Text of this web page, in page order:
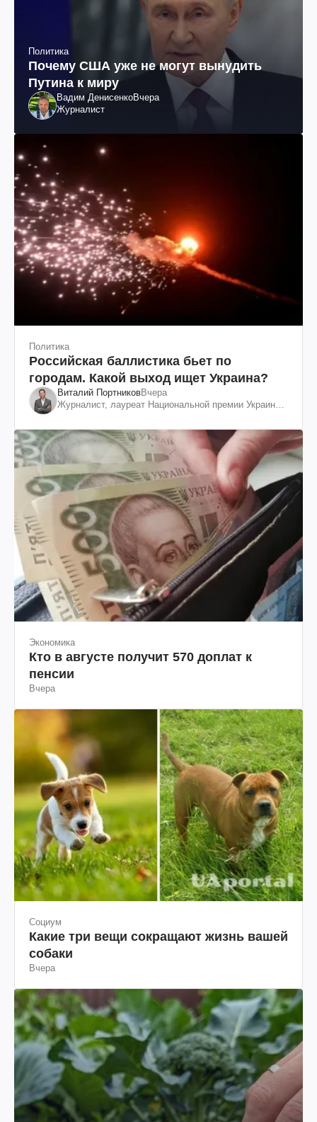
Политика
Почему США уже не могут вынудить
Путина к миру
Вадим ДенисенкоВчера
Журналист
Политика
Российская баллистика бьет по
городам. Какой выход ищет Украина?
Виталий ПортниковВчера
Журналист, лауреат Национальной премии Украины
Экономика
Кто в августе получит 570 доплат к
пенсии
Вчера
Социум
Какие три вещи сокращают жизнь вашей
собаки
Вчера